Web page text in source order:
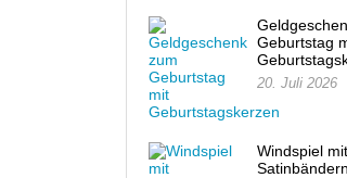
Geburtstag
20. Juli 2026
Windspiel mit